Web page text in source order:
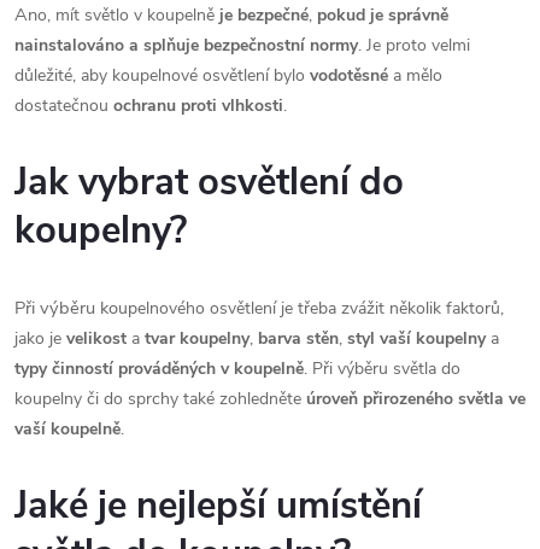
p
i
s
u
Ano, mít světlo v koupelně je bezpečné, pokud je správně
nainstalováno a splňuje bezpečnostní normy. Je proto velmi
důležité, aby koupelnové osvětlení bylo vodotěsné a mělo
dostatečnou ochranu proti vlhkosti.
Jak vybrat osvětlení do
koupelny?
Při výběru koupelnového osvětlení je třeba zvážit několik faktorů,
jako je velikost a tvar koupelny, barva stěn, styl vaší koupelnya
typy činností prováděných v koupelně. Při výběru světla do
koupelny či do sprchy také zohledněte úroveň přirozeného světla ve
vaší koupelně.
Jaké je nejlepší umístění